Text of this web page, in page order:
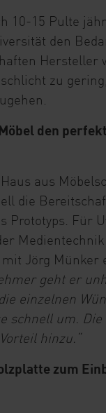
10-15 Pulte
den
Hersteller
zu
den
aus
die
Prototyps. Für
Jörg Münker
geht er
einzelnen
schnell um.
hinzu.“
zum